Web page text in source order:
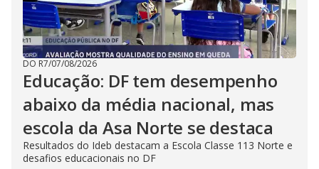
DO R7/07/08/2026
Educação: DF tem desempenho
abaixo da média nacional, mas
escola da Asa Norte se destaca
Resultados do Ideb destacam a Escola Classe 113 Norte e
desafios educacionais no DF